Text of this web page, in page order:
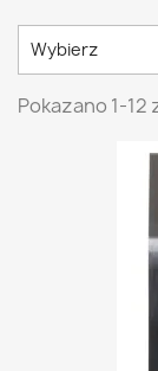
Wybierz
Pokazano 1-12